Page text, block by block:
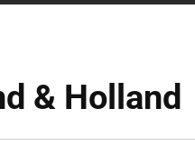
& Holland